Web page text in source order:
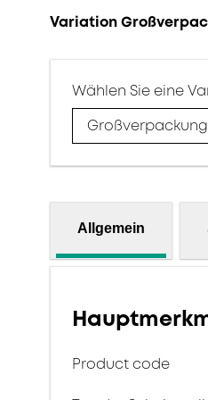
Variation
Wählen Sie eine
Großverpackung
Allgemein
Product code